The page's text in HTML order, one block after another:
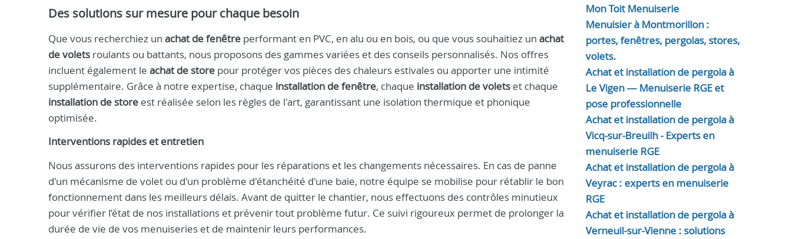
Des solutions sur mesure pour chaque besoin
Que vous recherchiez un achat de fenêtre performant en PVC, en alu ou en bois, ou que vous souhaitiez un achat
de volets roulants ou battants, nous proposons des gammes variées et des conseils personnalisés. Nos offres
incluent également le achat de store pour protéger vos pièces des chaleurs estivales ou apporter une intimité
supplémentaire. Grâce à notre expertise, chaque installation de fenêtre, chaque installation de volets et chaque
installation de store est réalisée selon les règles de l'art, garantissant une isolation thermique et phonique
optimisée.
Interventions rapides et entretien
Nous assurons des interventions rapides pour les réparations et les changements nécessaires. En cas de panne
d'un mécanisme de volet ou d'un problème d'étanchéité d'une baie, notre équipe se mobilise pour rétablir le bon
fonctionnement dans les meilleurs délais. Avant de quitter le chantier, nous effectuons des contrôles minutieux
pour vérifier l’état de nos installations et prévenir tout problème futur. Ce suivi rigoureux permet de prolonger la
durée de vie de vos menuiseries et de maintenir leurs performances.
Mon Toit Menuiserie
Menuisier à Montmorillon :
portes, fenêtres, pergolas, stores,
volets.
Achat et installation de pergola à
Le Vigen — Menuiserie RGE et
pose professionnelle
Achat et installation de pergola à
Vicq-sur-Breuilh - Experts en
menuiserie RGE
Achat et installation de pergola à
Veyrac : experts en menuiserie
RGE
Achat et installation de pergola à
Verneuil-sur-Vienne : solutions